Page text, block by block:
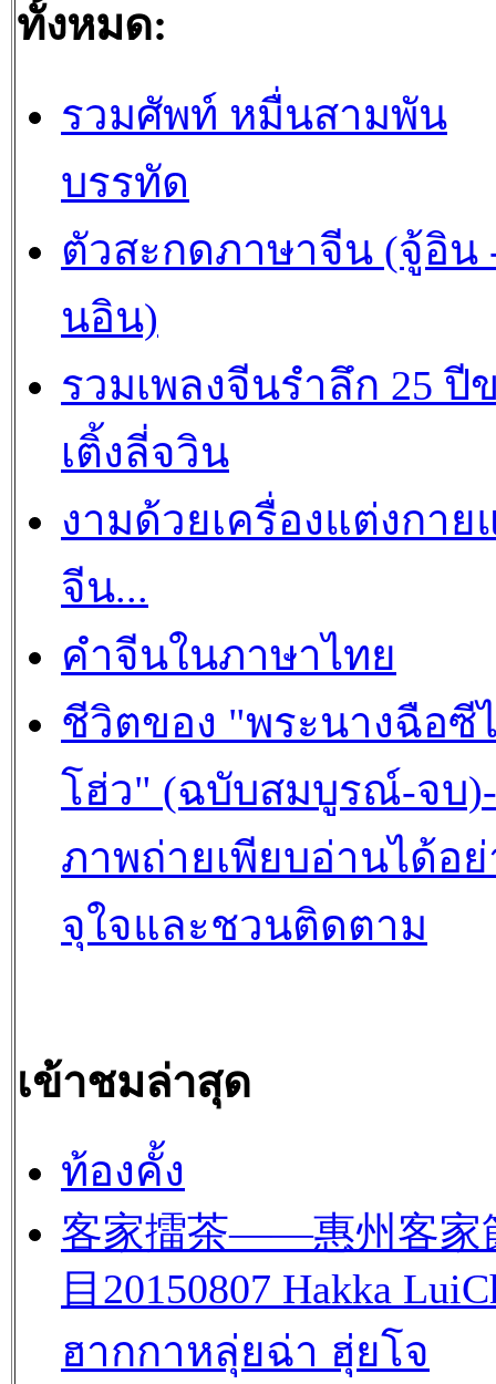
ทั้งหมด:
รวมศัพท์ หมื่นสามพัน
บรรทัด
ตัวสะกดภาษาจีน (จู้อิน
นอิน)
รวมเพลงจีนรำลึก 25 ปี
เติ้งลี่จวิน
งามด้วยเครื่องแต่งกาย
จีน...
คำจีนในภาษาไทย
ชีวิตของ "พระนางฉือซี
โฮ่ว" (ฉบับสมบูรณ์-จบ)-
ภาพถ่ายเพียบอ่านได้อย่
จุใจและชวนติดตาม
เข้าชมล่าสุด
ท้องคั้ง
客家擂茶——惠州客家
目20150807 Hakka
ฮากกาหลุ่ยฉ่า ฮุ่ยโจ